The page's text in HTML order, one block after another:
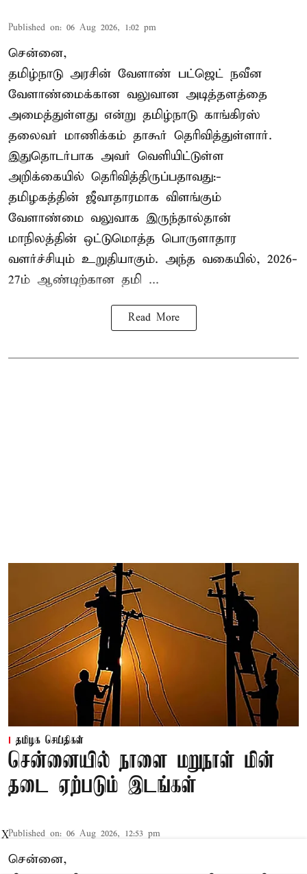
Published on: 06 Aug 2026, 1:02 pm
சென்னை,
தமிழ்நாடு அரசின் வேளாண் பட்ஜெட் நவீன
வேளாண்மைக்கான வலுவான அடித்தளத்தை
அமைத்துள்ளது என்று தமிழ்நாடு காங்கிரஸ்
தலைவர் மாணிக்கம் தாகூர் தெரிவித்துள்ளார்.
இதுதொடர்பாக அவர் வெளியிட்டுள்ள
அறிக்கையில் தெரிவித்திருப்பதாவது:-
தமிழகத்தின் ஜீவாதாரமாக விளங்கும்
வேளாண்மை வலுவாக இருந்தால்தான்
மாநிலத்தின் ஒட்டுமொத்த பொருளாதார
வளர்ச்சியும் உறுதியாகும். அந்த வகையில், 2026-
27ம் ஆண்டிற்கான தமி ...
Read More
தமிழக செய்திகள்
சென்னையில் நாளை மறுநாள் மின்
தடை ஏற்படும் இடங்கள்
Published on: 06 Aug 2026, 12:53 pm
சென்னை,
X